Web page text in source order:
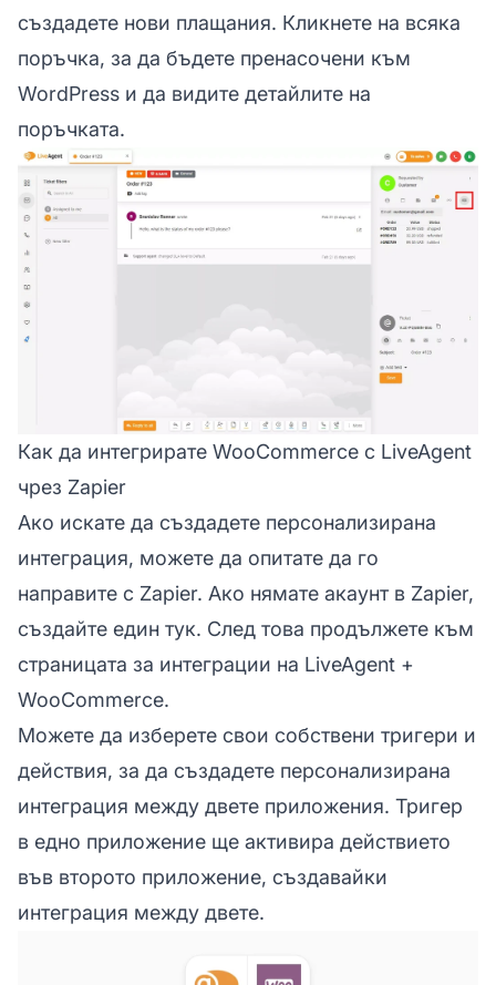
създадете нови плащания. Кликнете на всяка
поръчка, за да бъдете пренасочени към
WordPress и да видите детайлите на
поръчката.
Как да интегрирате WooCommerce с LiveAgent
чрез Zapier
Ако искате да създадете персонализирана
интеграция, можете да опитате да го
направите с Zapier. Ако нямате акаунт в Zapier,
създайте един тук. След това продължете към
страницата за интеграции на LiveAgent +
WooCommerce.
Можете да изберете свои собствени тригери и
действия, за да създадете персонализирана
интеграция между двете приложения. Тригер
в едно приложение ще активира действието
във второто приложение, създавайки
интеграция между двете.